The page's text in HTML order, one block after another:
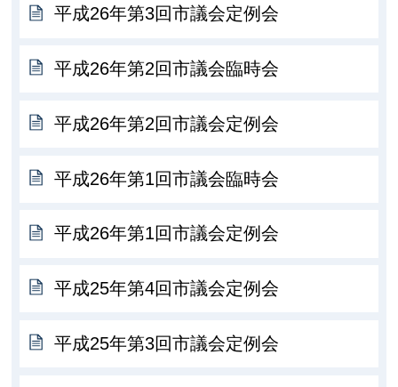
平成26年第3回市議会定例会
平成26年第2回市議会臨時会
平成26年第2回市議会定例会
平成26年第1回市議会臨時会
平成26年第1回市議会定例会
平成25年第4回市議会定例会
平成25年第3回市議会定例会